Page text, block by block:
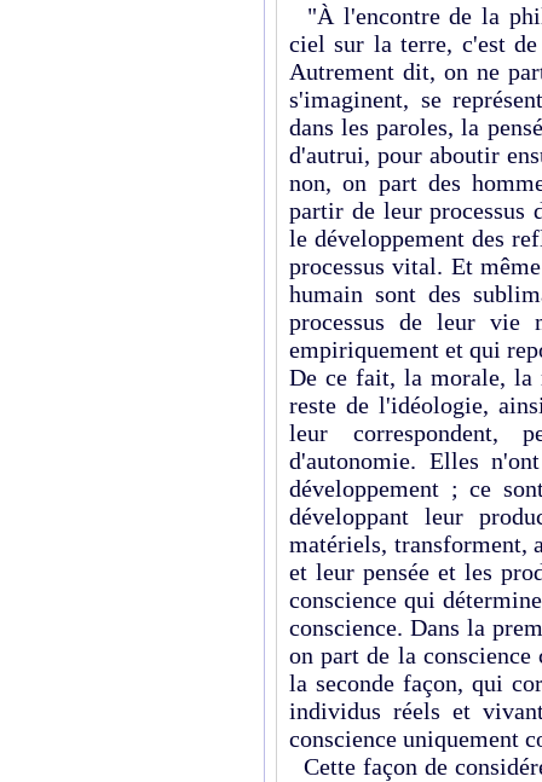
"À l'encontre de la
ciel sur la terre, c'est
Autrement dit, on ne
s'imaginent, se
dans les paroles, la
d'autrui, pour aboutir
non, on part des
partir de leur processus
le développement des
processus vital. Et
humain sont des
processus de leur vie
empiriquement et qui
De ce fait, la morale, la
reste de l'idéologie,
leur correspondent,
d'autonomie. Elles
développement ; ce
développant leur
matériels, transforment,
et leur pensée et les
conscience qui
conscience. Dans la
on part de la
la seconde façon, qui
individus réels et
conscience uniquement
Cette façon de